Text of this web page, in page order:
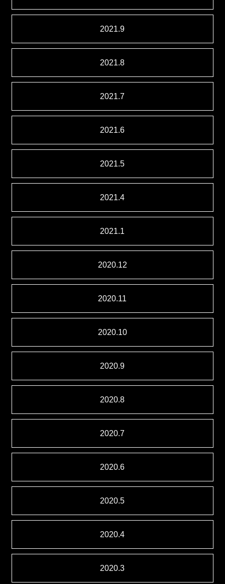
2021.9
2021.8
2021.7
2021.6
2021.5
2021.4
2021.1
2020.12
2020.11
2020.10
2020.9
2020.8
2020.7
2020.6
2020.5
2020.4
2020.3